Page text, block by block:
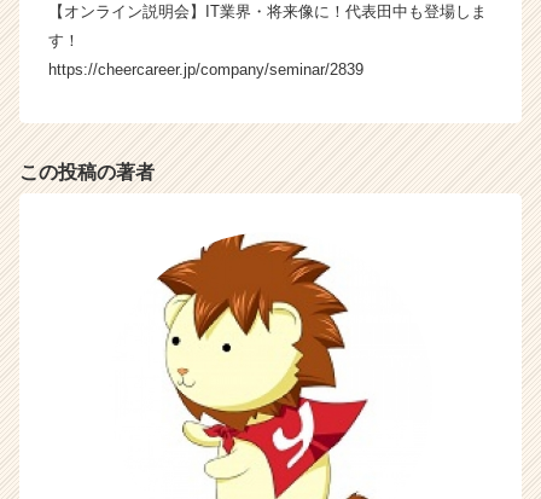
【オンライン説明会】IT業界・将来像に！代表田中も登場しま
す！
https://cheercareer.jp/company/seminar/2839
この投稿の著者